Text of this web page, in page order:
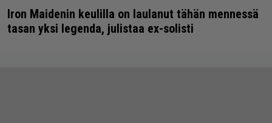
Iron Maidenin keulilla on laulanut tähän mennessä
tasan yksi legenda, julistaa ex-solisti